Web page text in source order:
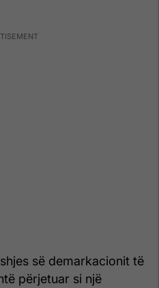
së demarkacionit të
përjetuar si një